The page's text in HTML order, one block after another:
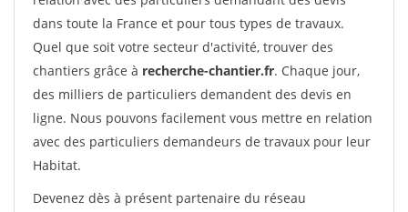
dans toute la France et pour tous types de travaux.
Quel que soit votre secteur d'activité, trouver des
chantiers grâce à recherche-chantier.fr. Chaque jour,
des milliers de particuliers demandent des devis en
ligne. Nous pouvons facilement vous mettre en relation
avec des particuliers demandeurs de travaux pour leur
Habitat.
Devenez dès à présent partenaire du réseau